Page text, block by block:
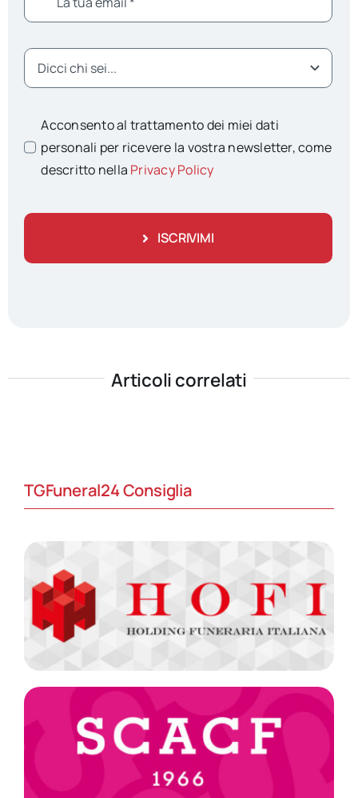
Acconsento al trattamento dei miei dati
personali per ricevere la vostra newsletter, come
descritto nella Privacy Policy
ISCRIVIMI
Articoli correlati
TGFuneral24 Consiglia